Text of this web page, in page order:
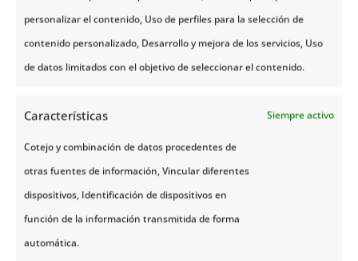
personalizar el contenido, Uso de perfiles para la selección de
contenido personalizado, Desarrollo y mejora de los servicios, Uso
de datos limitados con el objetivo de seleccionar el contenido.
Características Siempre activo
Cotejo y combinación de datos procedentes de
otras fuentes de información, Vincular diferentes
dispositivos, Identificación de dispositivos en
función de la información transmitida de forma
automática.
moneda que se utiliza y también el rango de precios
aproximado de los elementos o artículos que
pueden llegar a ser de utilidad durante tu viaje o
la comida, etc.
Actualmente 1 dólar equivale aproximadamente a
8,18 NOK, mientras que 1 euro equivale a 9,92 NOK.
Es importante tener en cuenta el cambio de divisas,
pues esto te permitirá planear y disfrutar aún más tu
viaje.